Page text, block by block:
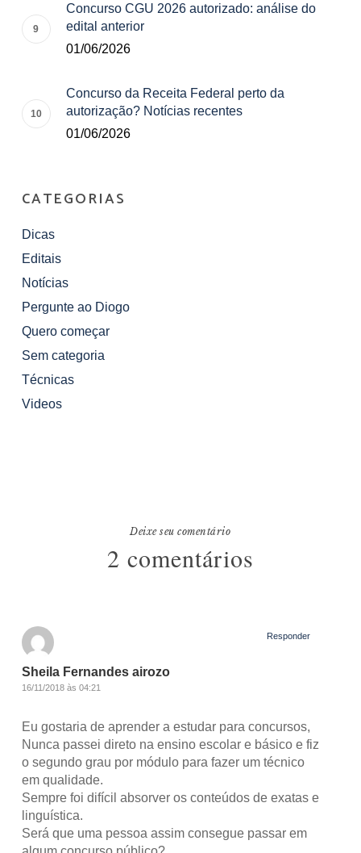
Concurso CGU 2026 autorizado: análise do
edital anterior
01/06/2026
Concurso da Receita Federal perto da
autorização? Notícias recentes
01/06/2026
CATEGORIAS
Dicas
Editais
Notícias
Pergunte ao Diogo
Quero começar
Sem categoria
Técnicas
Videos
Deixe seu comentário
2 comentários
Sheila Fernandes airozo
16/11/2018 às 04:21
Eu gostaria de aprender a estudar para concursos,
Nunca passei direto na ensino escolar e básico e fiz
o segundo grau por módulo para fazer um técnico
em qualidade.
Sempre foi difícil absorver os conteúdos de exatas e
linguística.
Será que uma pessoa assim consegue passar em
Responder